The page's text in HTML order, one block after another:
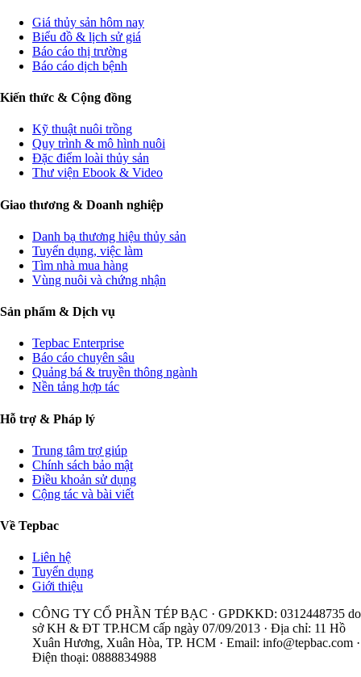
Giá thủy sản hôm nay
Biểu đồ & lịch sử giá
Báo cáo thị trường
Báo cáo dịch bệnh
Kiến thức & Cộng đồng
Kỹ thuật nuôi trồng
Quy trình & mô hình nuôi
Đặc điểm loài thủy sản
Thư viện Ebook & Video
Giao thương & Doanh nghiệp
Danh bạ thương hiệu thủy sản
Tuyển dụng, việc làm
Tìm nhà mua hàng
Vùng nuôi và chứng nhận
Sản phẩm & Dịch vụ
Tepbac Enterprise
Báo cáo chuyên sâu
Quảng bá & truyền thông ngành
Nền tảng hợp tác
Hỗ trợ & Pháp lý
Trung tâm trợ giúp
Chính sách bảo mật
Điều khoản sử dụng
Cộng tác và bài viết
Về Tepbac
Liên hệ
Tuyển dụng
Giới thiệu
CÔNG TY CỔ PHẦN TÉP BẠC · GPDKKD: 0312448735 do
sở KH & ĐT TP.HCM cấp ngày 07/09/2013 · Địa chỉ: 11 Hồ
Xuân Hương, Xuân Hòa, TP. HCM · Email: info@tepbac.com ·
Điện thoại: 0888834988